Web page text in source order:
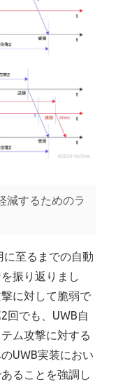
減するためのラ
に至るまでの自動
振り返りまし
に対して脆弱で
回でも、UWB自
ム攻撃に対する
UWB実装におい
ることを強調し